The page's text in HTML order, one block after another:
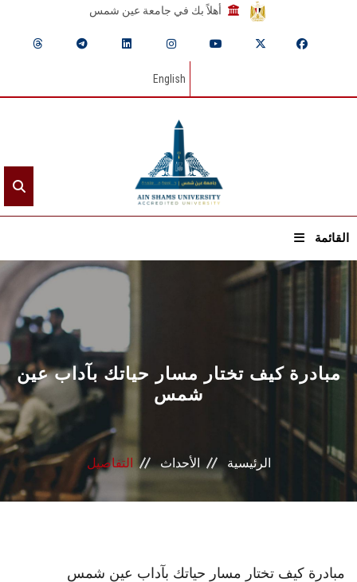
أهلاً بك في جامعة عين شمس
English
القائمة
الرئيسيـة
عن الجامعة
القطاعـات
الشئون الأكاديمية
البحث العلمي
الرعاية الصحية
مبادرة كيف تختار مسار حياتك بآداب عين
شمس
الرئيسية الأحداث التفاصيل
مبادرة كيف تختار مسار حياتك بآداب عين شمس